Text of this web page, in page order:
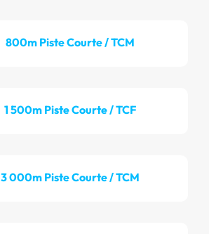
800m Piste Courte / TCM
1 500m Piste Courte / TCF
3 000m Piste Courte / TCM